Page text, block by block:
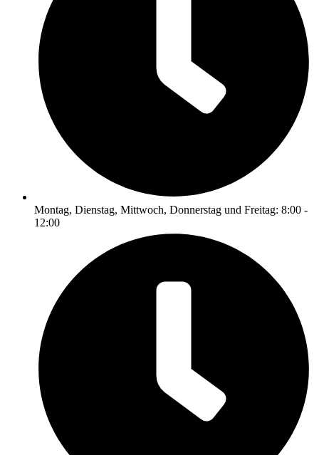
Montag, Dienstag, Mittwoch, Donnerstag und Freitag: 8:00 -
12:00